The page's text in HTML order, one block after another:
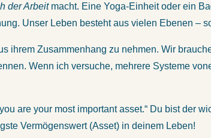
der Arbeitmacht. Eine Yoga-Einheit oder ein
Unser Leben besteht aus vielen Ebenen –
ihrem Zusammenhang zu nehmen. Wir
Wenn ich versuche, mehrere Systeme
are your most important asset.“ Du bist der
Vermögenswert (Asset) in deinem Leben!